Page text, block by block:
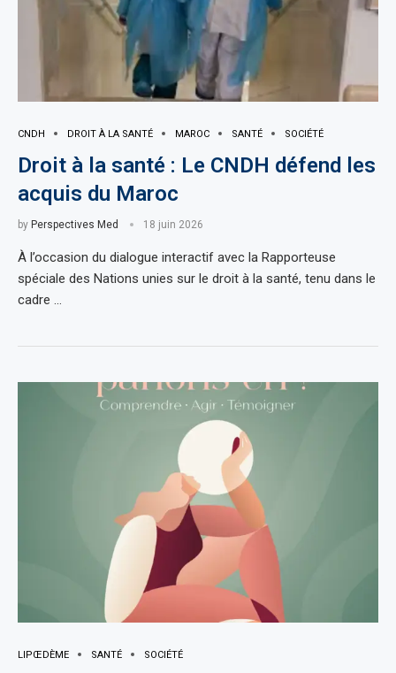
CNDH DROIT À LA SANTÉ MAROC SANTÉ SOCIÉTÉ
Droit à la santé : Le CNDH défend les
acquis du Maroc
by Perspectives Med 18 juin 2026
À l’occasion du dialogue interactif avec la Rapporteuse
spéciale des Nations unies sur le droit à la santé, tenu dans le
cadre …
LIPŒDÈME SANTÉ SOCIÉTÉ